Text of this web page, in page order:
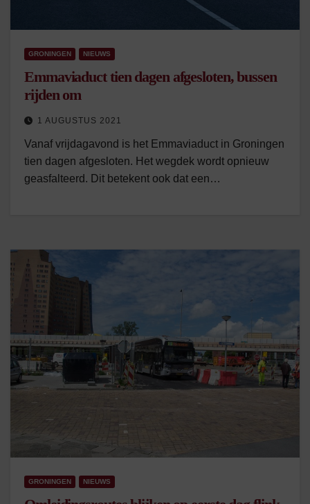
GRONINGEN NIEUWS
Emmaviaduct tien dagen afgesloten, bussen
rijden om
1 AUGUSTUS 2021
Vanaf vrijdagavond is het Emmaviaduct in Groningen
tien dagen afgesloten. Het wegdek wordt opnieuw
geasfalteerd. Dit betekent ook dat een…
GRONINGEN NIEUWS